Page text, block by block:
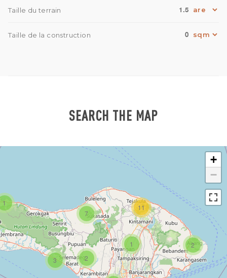
Taille du terrain 1.5
Taille de la construction 0
SEARCH THE MAP
1
1
3
7
2
11
2
+
−